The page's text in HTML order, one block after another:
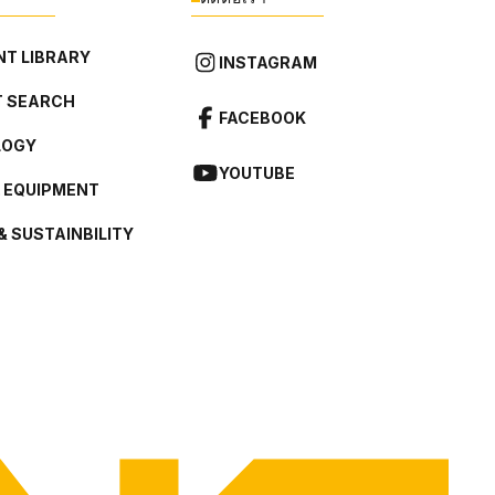
LIBRARY
SEARCH
SUSTAINBILITY
INSTAGRAM
FACEBOOK
YOUTUBE